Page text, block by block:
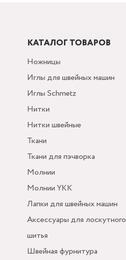
КАТАЛОГ ТОВАРОВ
Ножницы
Иглы для швейных машин
Иглы Schmetz
Нитки
Нитки швейные
Ткани
Ткани для пэчворка
Молнии
Молнии YKK
Лапки для швейных машин
Аксессуары для лоскутного
шитья
Швейная фурнитура